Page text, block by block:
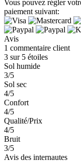
Vous pouvez régler
paiement suivant:
Avis
1 commentaire client
3 sur 5 étoiles
Sol humide
3/5
Sol sec
4/5
Confort
4/5
Qualité/Prix
4/5
Bruit
3/5
Avis des internautes